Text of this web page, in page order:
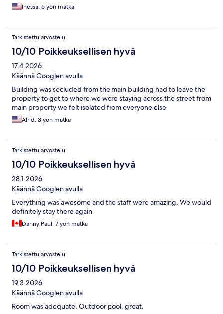
Inessa, 6 yön matka
Tarkistettu arvostelu
10/10 Poikkeuksellisen hyvä
17.4.2026
Käännä Googlen avulla
Building was secluded from the main building had to leave the
property to get to where we were staying across the street from
main property we felt isolated from everyone else
Alrid, 3 yön matka
Tarkistettu arvostelu
10/10 Poikkeuksellisen hyvä
28.1.2026
Käännä Googlen avulla
Everything was awesome and the staff were amazing. We would
definitely stay there again
Danny Paul, 7 yön matka
Tarkistettu arvostelu
10/10 Poikkeuksellisen hyvä
19.3.2026
Käännä Googlen avulla
Room was adequate. Outdoor pool, great.